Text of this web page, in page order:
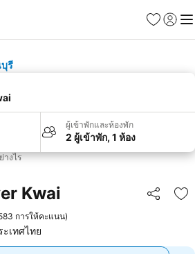
รายการโป
เข้าสู่ร
เมนู
รี
ผู้เข้าพักและห้องพัก
2 ผู้เข้าพัก, 1 ห้อง
งไร
Kwai แชร์
เ
การให้คะแนน)
เทศไทย